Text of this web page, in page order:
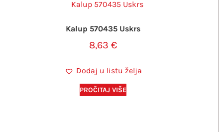
Kalup 570435 Uskrs
8,63 €
Dodaj u listu želja
PROČITAJ VIŠE